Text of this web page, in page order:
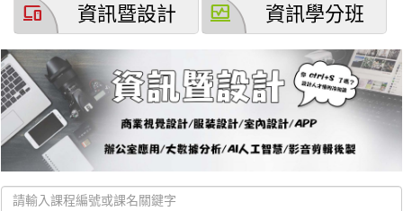
devices 資訊暨設計 browse_activity 資訊學分班